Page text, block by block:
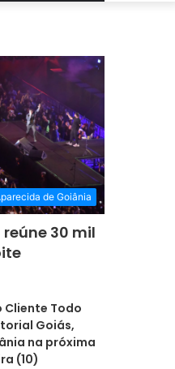
de Goiânia
30 mil
Cliente Todo
Goiás,
na próxima
(10)